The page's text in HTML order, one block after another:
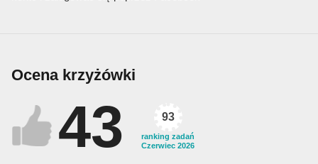
Ocena krzyżówki
43 93
ranking zadań
Czerwiec 2026